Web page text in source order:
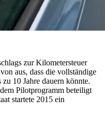
zur Kilometersteuer
aus, dass die vollständige
10 Jahre dauern könnte.
Pilotprogramm beteiligt
startete 2015 ein